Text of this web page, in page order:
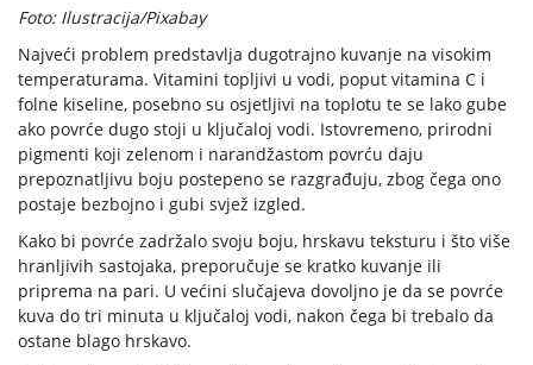
Foto: Ilustracija/Pixabay
Najveći problem predstavlja dugotrajno kuvanje na visokim
temperaturama. Vitamini topljivi u vodi, poput vitamina C i
folne kiseline, posebno su osjetljivi na toplotu te se lako gube
ako povrće dugo stoji u ključaloj vodi. Istovremeno, prirodni
pigmenti koji zelenom i narandžastom povrću daju
prepoznatljivu boju postepeno se razgrađuju, zbog čega ono
postaje bezbojno i gubi svjež izgled.
Kako bi povrće zadržalo svoju boju, hrskavu teksturu i što više
hranljivih sastojaka, preporučuje se kratko kuvanje ili
priprema na pari. U većini slučajeva dovoljno je da se povrće
kuva do tri minuta u ključaloj vodi, nakon čega bi trebalo da
ostane blago hrskavo.